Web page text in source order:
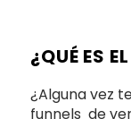
¿QUÉ ES
¿Alguna vez
funnels de